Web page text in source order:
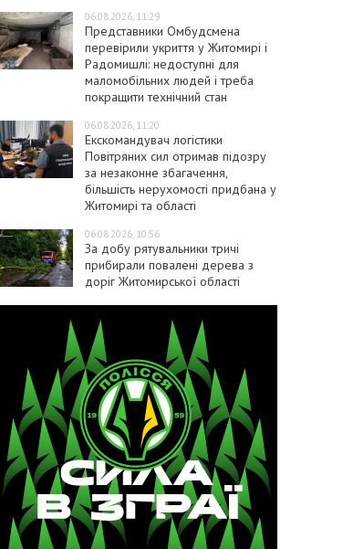
06.08.2026, 11:29
Представники Омбудсмена
перевірили укриття у Житомирі і
Радомишлі: недоступні для
маломобільних людей і треба
покращити технічний стан
06.08.2026, 11:20
Екскомандувач логістики
Повітряних сил отримав підозру
за незаконне збагачення,
більшість нерухомості придбана у
Житомирі та області
06.08.2026, 10:56
За добу рятувальники тричі
прибирали повалені дерева з
доріг Житомирської області